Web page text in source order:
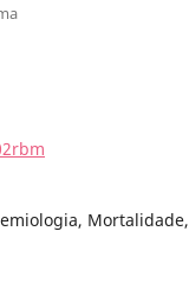
Mortalidade,